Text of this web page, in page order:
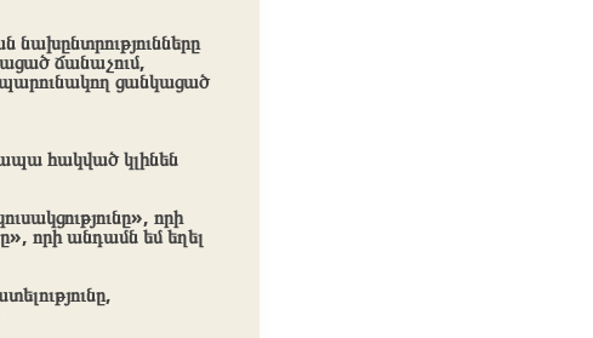
ճանաչում,
պարունակող ցանկացած
հակված կլինեն
որի
որի անդամն եմ եղել